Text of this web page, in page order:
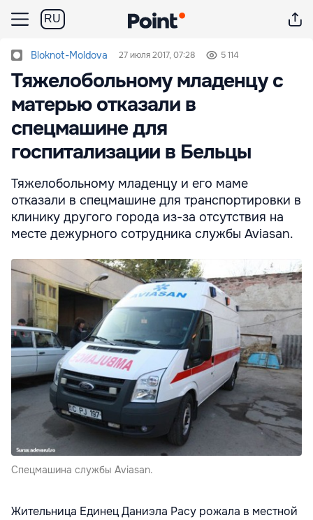
RU
Bloknot-Moldova 27 июля 2017, 07:28 5 114
Тяжелобольному младенцу с
матерью отказали в
спецмашине для
госпитализации в Бельцы
Тяжелобольному младенцу и его маме
отказали в спецмашине для транспортировки в
клинику другого города из-за отсутствия на
месте дежурного сотрудника службы Aviasan.
Спецмашина службы Aviasan.
Жительница Единец Даниэла Расу рожала в местной